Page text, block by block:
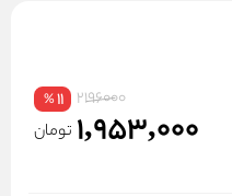
2196000
11
%
1,953,000 تومان